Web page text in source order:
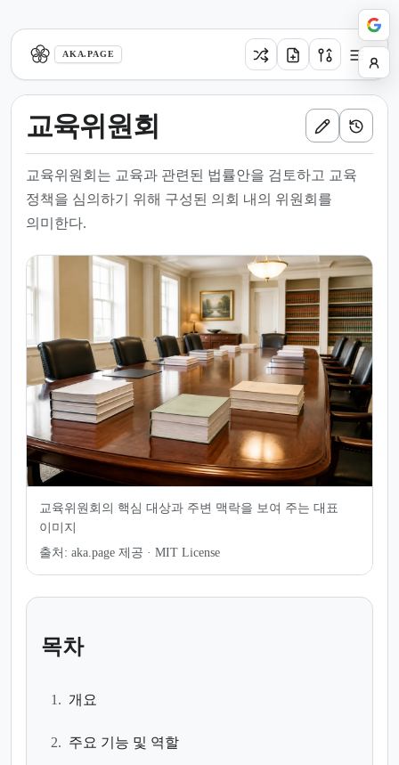
AKA.PAGE
교육위원회
교육위원회는 교육과 관련된 법률안을 검토하고 교육
정책을 심의하기 위해 구성된 의회 내의 위원회를
의미한다.
교육위원회의 핵심 대상과 주변 맥락을 보여 주는 대표
이미지
출처: aka.page 제공 · MIT License
목차
1. 개요
2. 주요 기능 및 역할